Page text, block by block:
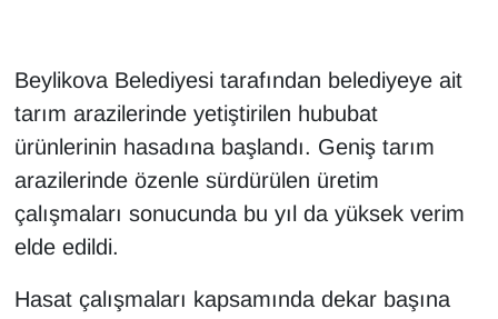
Beylikova Belediyesi tarafından belediyeye ait
tarım arazilerinde yetiştirilen hububat
ürünlerinin hasadına başlandı. Geniş tarım
arazilerinde özenle sürdürülen üretim
çalışmaları sonucunda bu yıl da yüksek verim
elde edildi.
Hasat çalışmaları kapsamında dekar başına